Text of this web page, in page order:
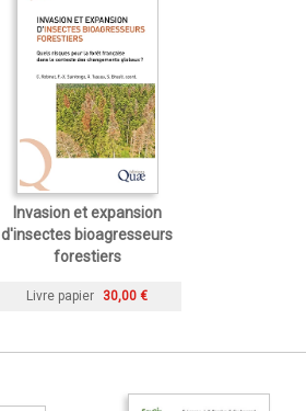
Invasion et expansion
d'insectes bioagresseurs
forestiers
Livre papier 30,00 €